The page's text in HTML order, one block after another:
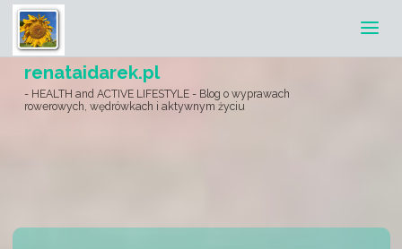
renataidarek.pl
- HEALTH and ACTIVE LIFESTYLE - Blog o wyprawach
rowerowych, wędrówkach i aktywnym życiu